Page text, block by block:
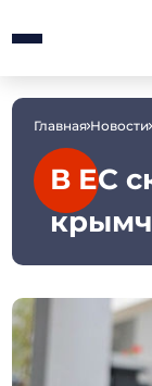
Главная Новости
В ЕС